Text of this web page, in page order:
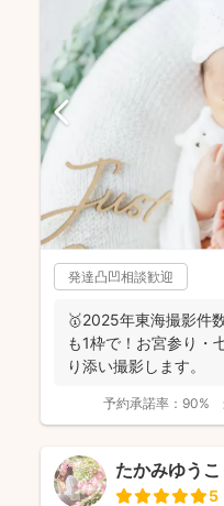
発達凸凹相談歓迎
🥇2025年東海撮影件
も1枠で！お宮参り・
り添い撮影します。
予約承諾率： 90%
たかみゆう
5